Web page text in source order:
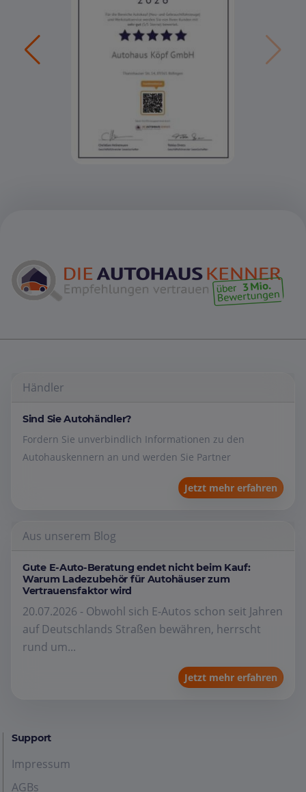
Händler
Sind Sie Autohändler?
Fordern Sie unverbindlich Informationen zu den
Autohauskennern an und werden Sie Partner
Jetzt mehr erfahren
Aus unserem Blog
Gute E-Auto-Beratung endet nicht beim Kauf:
Warum Ladezubehör für Autohäuser zum
Vertrauensfaktor wird
20.07.2026 - Obwohl sich E-Autos schon seit Jahren
auf Deutschlands Straßen bewähren, herrscht
rund um...
Jetzt mehr erfahren
Support
Impressum
AGBs